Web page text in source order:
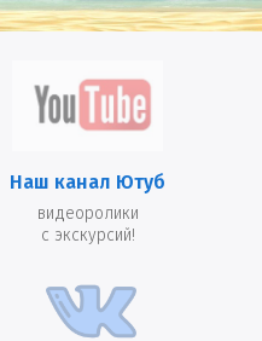
Наш канал Ютуб
видеоролики
с экскурсий!